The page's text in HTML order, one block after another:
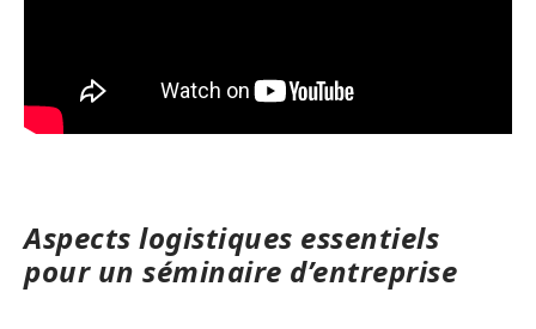
Aspects logistiques essentiels
pour un séminaire d’entreprise